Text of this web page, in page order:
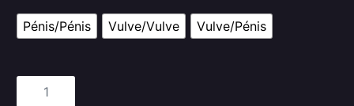
Pénis/Pénis Vulve/Vulve Vulve/Pénis